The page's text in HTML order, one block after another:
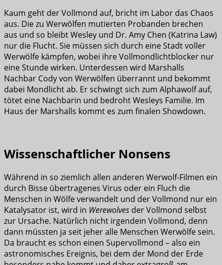
Kaum geht der Vollmond auf, bricht im Labor das Chaos
aus. Die zu Werwölfen mutierten Probanden brechen
aus und so bleibt Wesley und Dr. Amy Chen (Katrina Law)
nur die Flucht. Sie müssen sich durch eine Stadt voller
Werwölfe kämpfen, wobei ihre Vollmondlichtblocker nur
eine Stunde wirken. Unterdessen wird Marshalls
Nachbar Cody von Werwölfen überrannt und bekommt
dabei Mondlicht ab. Er schwingt sich zum Alphawolf auf,
tötet eine Nachbarin und bedroht Wesleys Familie. Im
Haus der Marshalls kommt es zum finalen Showdown.
Wissenschaftlicher Nonsens
Während in so ziemlich allen anderen Werwolf-Filmen ein
durch Bisse übertragenes Virus oder ein Fluch die
Menschen in Wölfe verwandelt und der Vollmond nur ein
Katalysator ist, wird in Werewolves der Vollmond selbst
zur Ursache. Natürlich nicht irgendein Vollmond, denn
dann müssten ja seit jeher alle Menschen Werwölfe sein.
Da braucht es schon einen Supervollmond – also ein
astronomisches Ereignis, bei dem der Mond der Erde